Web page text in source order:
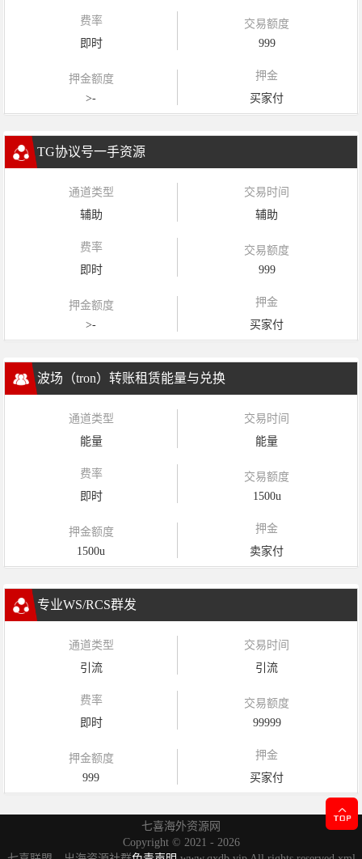
费率
即时
交易额度
999
押金额度
>-
押金
买家付
TG协议号一手资源
通道类型
辅助
交易时间
辅助
费率
即时
交易额度
999
押金额度
>-
押金
买家付
波场（tron）转账租赁能量与兑换
通道类型
能量
交易时间
能量
费率
即时
交易额度
1500u
押金额度
1500u
押金
卖家付
专业WS/RCS群发
通道类型
引流
交易时间
引流
费率
即时
交易额度
99999
押金额度
999
押金
买家付
七喜海外资源网
Copyright © 2021 - 2026